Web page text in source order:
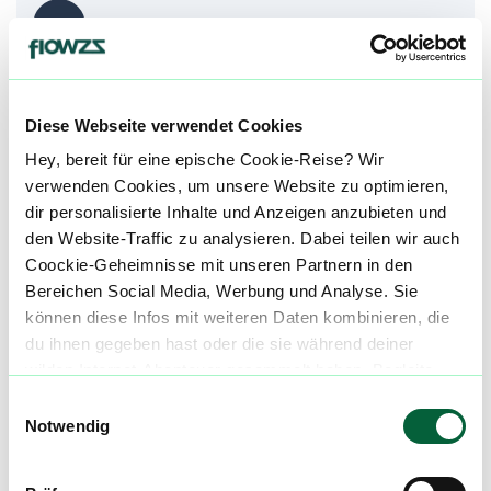
Diese Webseite verwendet Cookies
Hey, bereit für eine epische Cookie-Reise? Wir
verwenden Cookies, um unsere Website zu optimieren,
dir personalisierte Inhalte und Anzeigen anzubieten und
den Website-Traffic zu analysieren. Dabei teilen wir auch
Coockie-Geheimnisse mit unseren Partnern in den
Bereichen Social Media, Werbung und Analyse. Sie
können diese Infos mit weiteren Daten kombinieren, die
du ihnen gegeben hast oder die sie während deiner
Notwendig
Ch
alle einblenden
Über diesen Strain: Gas n'Up
G Gas n'Up
Produktbewertungen zu
Remexian 24/1